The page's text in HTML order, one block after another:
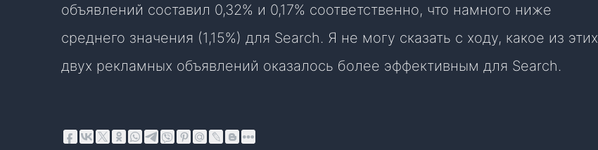
объявлений составил 0,32% и 0,17% соответственно, что намного ниже
среднего значения (1,15%) для Search. Я не могу сказать с ходу, какое из этих
двух рекламных объявлений оказалось более эффективным для Search.